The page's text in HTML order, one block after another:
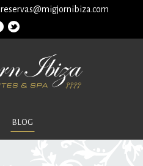
reservas@migjornibiza.com
BLOG